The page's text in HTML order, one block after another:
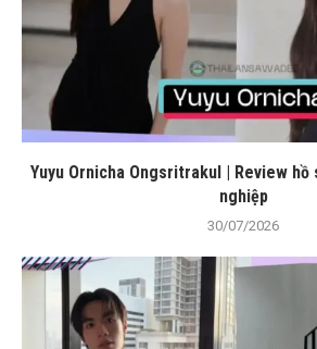
Yuyu Ornicha Ongsritrakul | Review
nghiệp
30/07/2026